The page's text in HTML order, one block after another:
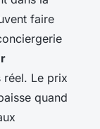
faire
réel. Le prix
quand